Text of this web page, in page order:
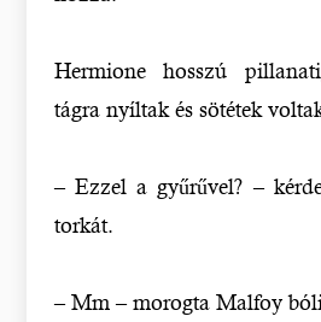
Hermione hosszú
tágra nyíltak és sötétek
– Ezzel a gyűrűvel? –
torkát.
– Mm – morogta Malfoy